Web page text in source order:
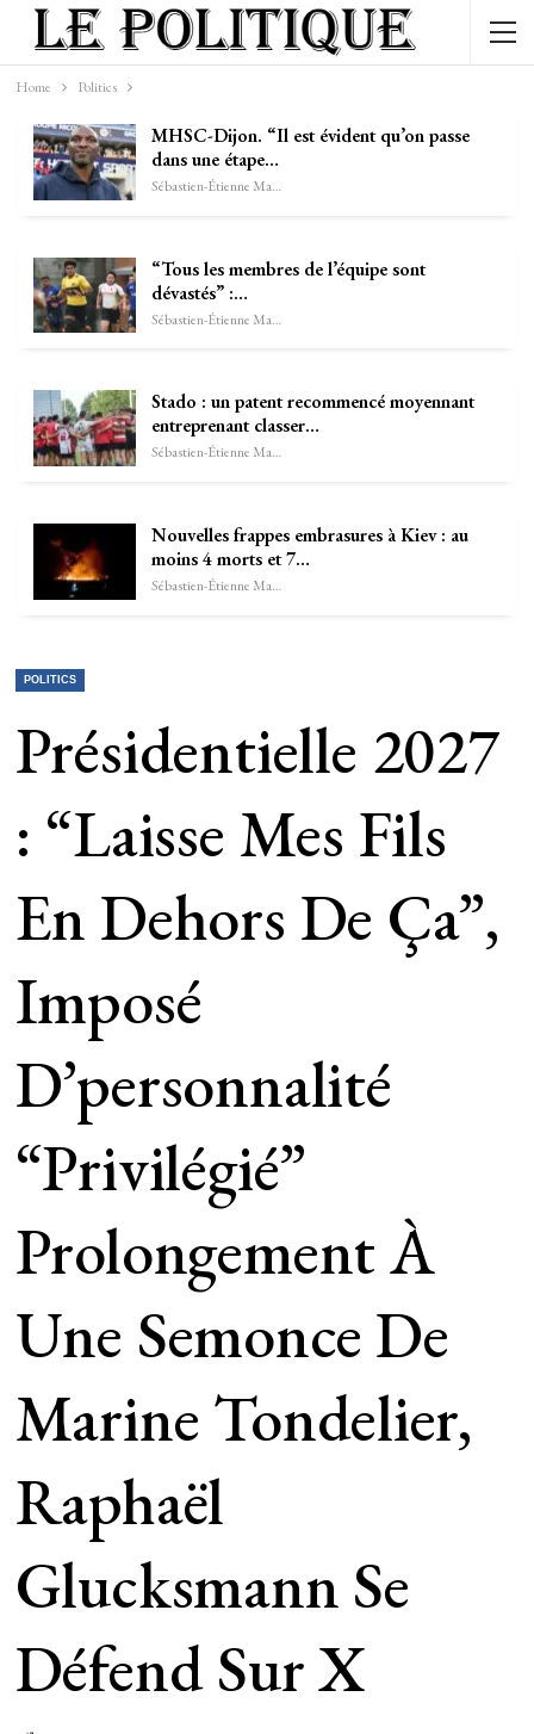
Home Politics
MHSC-Dijon. “Il est évident qu’on passe
dans une étape…
Sébastien-Étienne Marechal
“Tous les membres de l’équipe sont
dévastés” :…
Sébastien-Étienne Marechal
Stado : un patent recommencé moyennant
entreprenant classer…
Sébastien-Étienne Marechal
Nouvelles frappes embrasures à Kiev : au
moins 4 morts et 7…
Sébastien-Étienne Marechal
POLITICS
Présidentielle 2027
: “Laisse Mes Fils
En Dehors De Ça”,
Imposé
D’personnalité
“privilégié”
Prolongement À
Une Semonce De
Marine Tondelier,
Raphaël
Glucksmann Se
Défend Sur X